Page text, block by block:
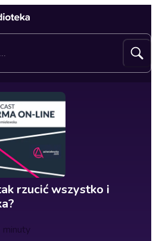
rzucić wszystko i
minuty